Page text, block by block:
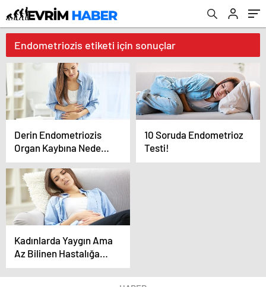
Endometriozis etiketi için sonuçlar
Derin Endometriozis
Organ Kaybına Neden
Olabilir
10 Soruda Endometrioz
Testi!
Kadınlarda Yaygın Ama
Az Bilinen Hastalığa
Dikkat!